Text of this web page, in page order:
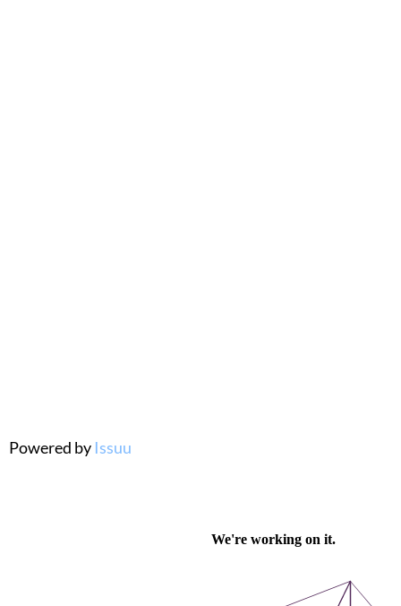
Powered by Issuu